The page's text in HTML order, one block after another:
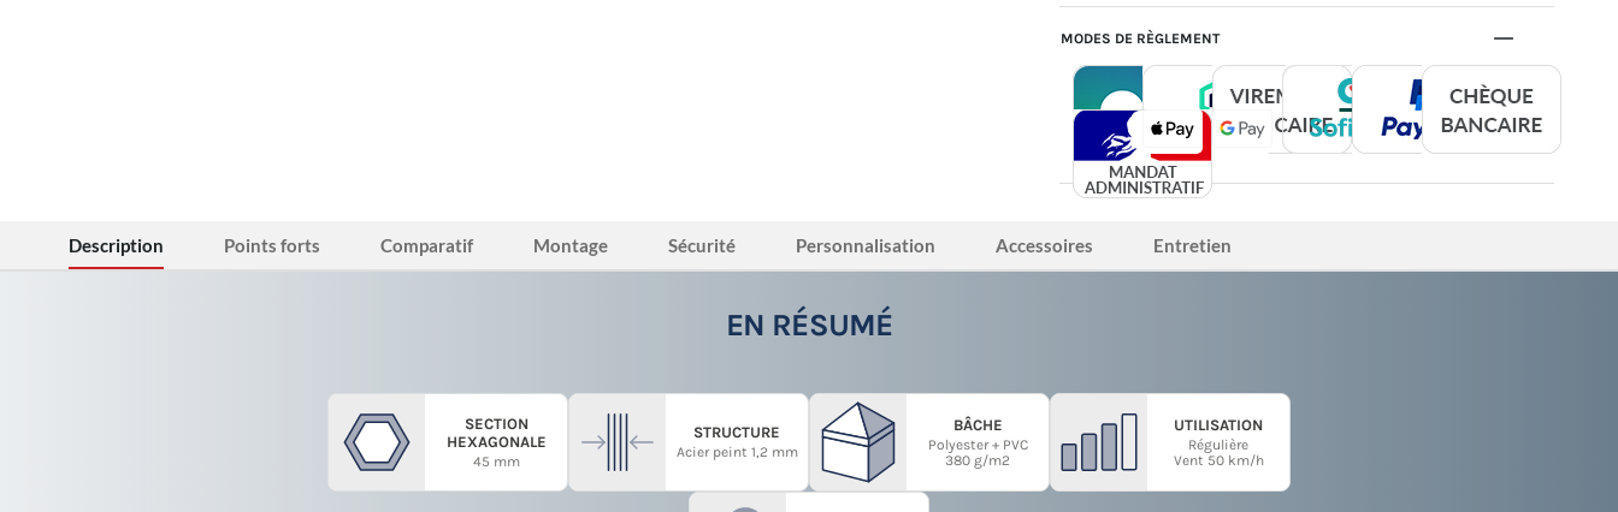
MODES DE RÈGLEMENT
Description Points forts Comparatif Montage Sécurité Personnalisation Accessoires Entretien
EN RÉSUMÉ
SECTION
HEXAGONALE
45 mm
STRUCTURE
Acier peint 1,2 mm
BÂCHE
Polyester + PVC
380 g/m2
UTILISATION
Régulière
Vent 50 km/h